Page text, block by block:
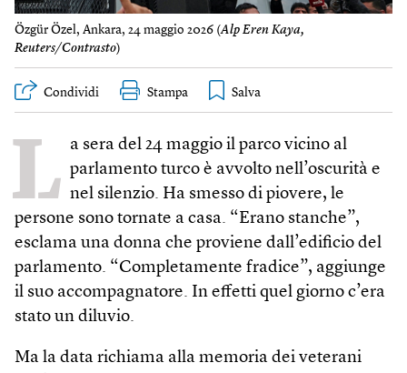
Özgür Özel, Ankara, 24 maggio 2026 (Alp Eren Kaya,
Reuters/Contrasto)
Condividi Stampa
L a sera del 24 maggio il parco vicino al
parlamento turco è avvolto nell’oscurità e
nel silenzio. Ha smesso di piovere, le
persone sono tornate a casa. “Erano stanche”,
esclama una donna che proviene dall’edificio del
parlamento. “Completamente fradice”, aggiunge
il suo accompagnatore. In effetti quel giorno c’era
stato un diluvio.
Ma la data richiama alla memoria dei veterani